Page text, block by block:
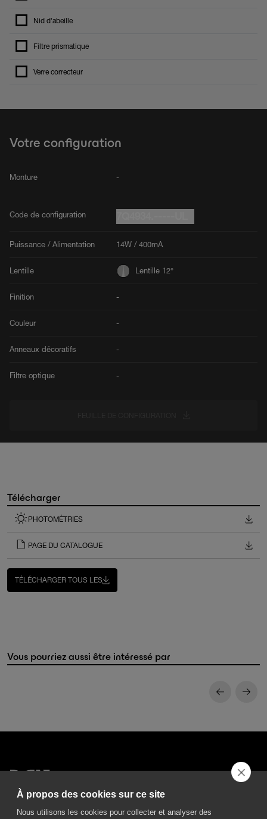
Nid d'abeille
Filtre prismatique
Verre correcteur
Votre configuration
Monture -
Code de configuration
Puissance / Alimentation 14W / 400mA
Lentille Lentille 12°
Finition -
Couleur -
Anneaux décoratifs -
Filtre optique -
Télécharger
PHOTOMÉTRIES
PAGE DU CATALOGUE
TÉLÉCHARGER TOUS LES
Vous pourriez aussi être intéressé par
50013 Campi Bisenzio Firenze - Italy
À propos des cookies sur ce site
Nous utilisons les cookies pour collecter et analyser des